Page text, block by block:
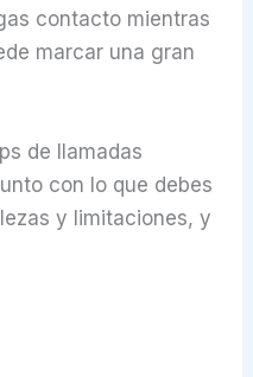
contacto mientras
marcar una gran
de llamadas
con lo que debes
y limitaciones, y